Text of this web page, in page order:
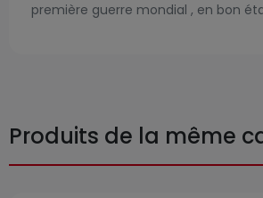
première guerre mondial , en bon
Produits de la même